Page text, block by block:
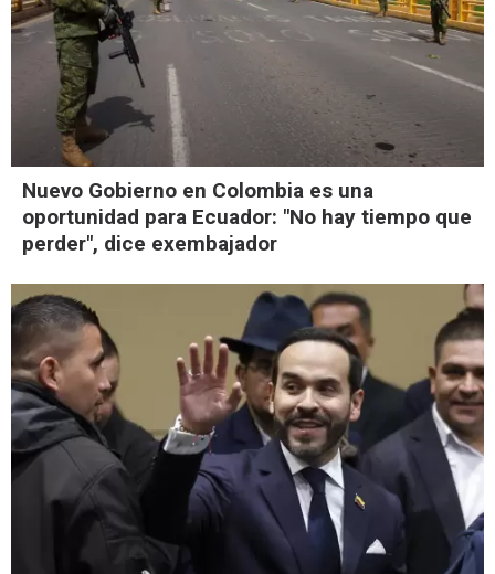
Nuevo Gobierno en Colombia es una
oportunidad para Ecuador: "No hay tiempo que
perder", dice exembajador